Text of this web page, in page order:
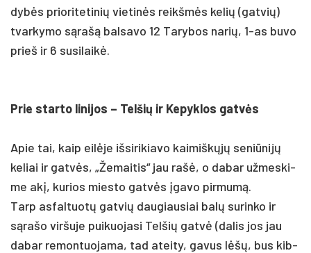
dybės prio­ri­te­ti­nių vie­tinės reikšmės ke­lių (gat­vių)
tvar­ky­mo sąrašą bal­sa­vo 12 Ta­ry­bos na­rių, 1-as bu­vo
prie­š ir 6 su­si­laikė.
Prie star­to li­ni­jos – Tel­šių ir Ke­pyk­los gatvės
Apie tai, kaip eilė­je iš­si­ri­kia­vo kai­miškųjų se­niū­nijų
ke­liai ir gatvės, „Že­mai­tis“ jau rašė, o da­bar už­mes­ki­
me akį, ku­rios mies­to gatvės įga­vo pir­mumą.
Tarp as­fal­tuotų gat­vių dau­giau­siai balų su­rin­ko ir
sąra­šo vir­šu­je pui­kuo­ja­si Tel­šių gatvė (da­lis jos jau
da­bar re­mon­tuo­ja­ma, tad atei­ty, ga­vus lėšų, bus kib­